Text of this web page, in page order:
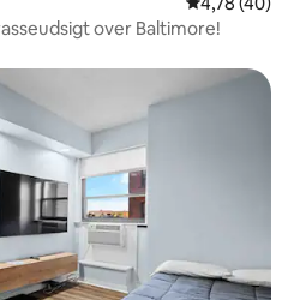
over Baltimore!